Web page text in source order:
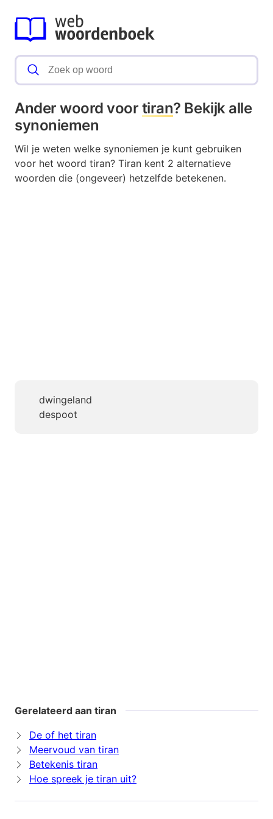
Ander woord voor tiran? Bekijk alle
synoniemen
Wil je weten welke synoniemen je kunt gebruiken
voor het woord tiran? Tiran kent 2 alternatieve
woorden die (ongeveer) hetzelfde betekenen.
dwingeland
despoot
Gerelateerd aan tiran
De of het tiran
Meervoud van tiran
Betekenis tiran
Hoe spreek je tiran uit?